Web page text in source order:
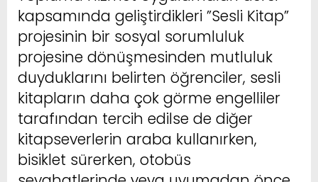
kapsamında geliştirdikleri ”Sesli Kitap”
projesinin bir sosyal sorumluluk
projesine dönüşmesinden mutluluk
duyduklarını belirten öğrenciler, sesli
kitapların daha çok görme engelliler
tarafından tercih edilse de diğer
kitapseverlerin araba kullanırken,
bisiklet sürerken, otobüs